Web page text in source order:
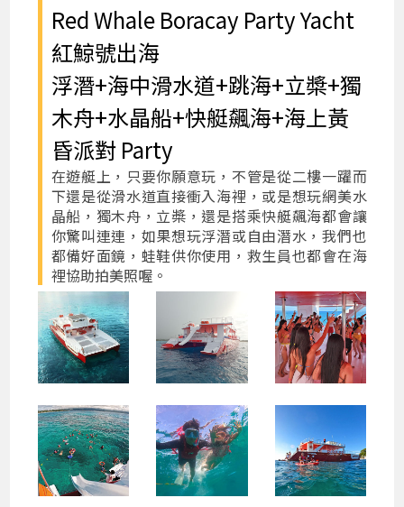
Red Whale Boracay Party Yacht
紅鯨號出海
浮潛+海中滑水道+跳海+立槳+獨
木舟+水晶船+快艇飆海+海上黃
昏派對 Party
在遊艇上，只要你願意玩，不管是從二樓一躍而
下還是從滑水道直接衝入海裡，或是想玩網美水
晶船，獨木舟，立槳，還是搭乘快艇飆海都會讓
你驚叫連連，如果想玩浮潛或自由潛水，我們也
都備好面鏡，蛙鞋供你使用，救生員也都會在海
裡協助拍美照喔。